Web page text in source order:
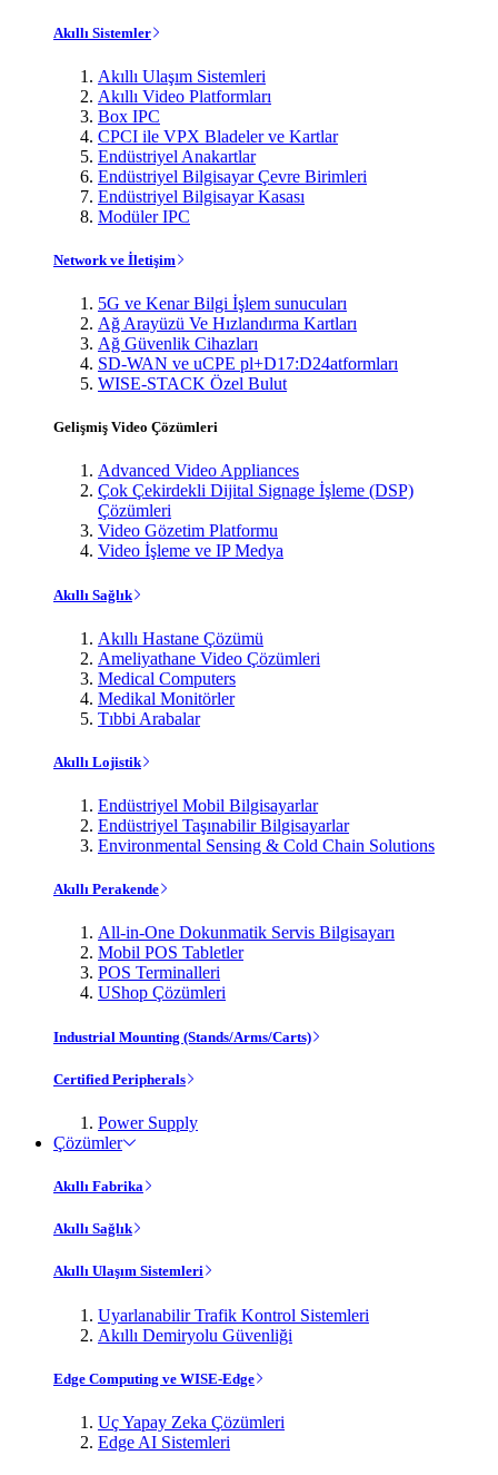
Akıllı Sistemler
Akıllı Ulaşım Sistemleri
Akıllı Video Platformları
Box IPC
CPCI ile VPX Bladeler ve Kartlar
Endüstriyel Anakartlar
Endüstriyel Bilgisayar Çevre Birimleri
Endüstriyel Bilgisayar Kasası
Modüler IPC
Network ve İletişim
5G ve Kenar Bilgi İşlem sunucuları
Ağ Arayüzü Ve Hızlandırma Kartları
Ağ Güvenlik Cihazları
SD-WAN ve uCPE pl+D17:D24atformları
WISE-STACK Özel Bulut
Gelişmiş Video Çözümleri
Advanced Video Appliances
Çok Çekirdekli Dijital Signage İşleme (DSP)
Çözümleri
Video Gözetim Platformu
Video İşleme ve IP Medya
Akıllı Sağlık
Akıllı Hastane Çözümü
Ameliyathane Video Çözümleri
Medical Computers
Medikal Monitörler
Tıbbi Arabalar
Akıllı Lojistik
Endüstriyel Mobil Bilgisayarlar
Endüstriyel Taşınabilir Bilgisayarlar
Environmental Sensing & Cold Chain Solutions
Akıllı Perakende
All-in-One Dokunmatik Servis Bilgisayarı
Mobil POS Tabletler
POS Terminalleri
UShop Çözümleri
Industrial Mounting (Stands/Arms/Carts)
Certified Peripherals
Power Supply
Çözümler
Akıllı Fabrika
Akıllı Sağlık
Akıllı Ulaşım Sistemleri
Uyarlanabilir Trafik Kontrol Sistemleri
Akıllı Demiryolu Güvenliği
Edge Computing ve WISE-Edge
Uç Yapay Zeka Çözümleri
Edge AI Sistemleri